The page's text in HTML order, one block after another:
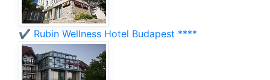
✔️ Rubin Wellness Hotel Budapest ****